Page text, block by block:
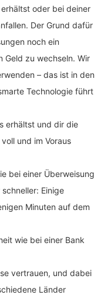
oder bei deiner
Der Grund dafür
noch ein
Geld zu wechseln. Wir
– das ist in den
Technologie führt
erhältst und dir die
und im Voraus
bei einer Überweisung
Einige
Minuten auf dem
wie bei einer Bank
vertrauen, und dabei
Länder